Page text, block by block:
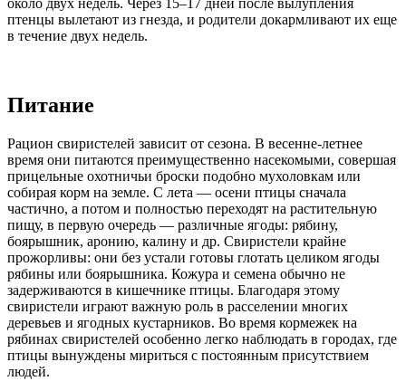
около двух недель. Через 15–17 дней после вылупления
птенцы вылетают из гнезда, и родители докармливают их еще
в течение двух недель.
Питание
Рацион свиристелей зависит от сезона. В весенне-летнее
время они питаются преимущественно насекомыми, совершая
прицельные охотничьи броски подобно мухоловкам или
собирая корм на земле. С лета — осени птицы сначала
частично, а потом и полностью переходят на растительную
пищу, в первую очередь — различные ягоды: рябину,
боярышник, аронию, калину и др. Свиристели крайне
прожорливы: они без устали готовы глотать целиком ягоды
рябины или боярышника. Кожура и семена обычно не
задерживаются в кишечнике птицы. Благодаря этому
свиристели играют важную роль в расселении многих
деревьев и ягодных кустарников. Во время кормежек на
рябинах свиристелей особенно легко наблюдать в городах, где
птицы вынуждены мириться с постоянным присутствием
людей.